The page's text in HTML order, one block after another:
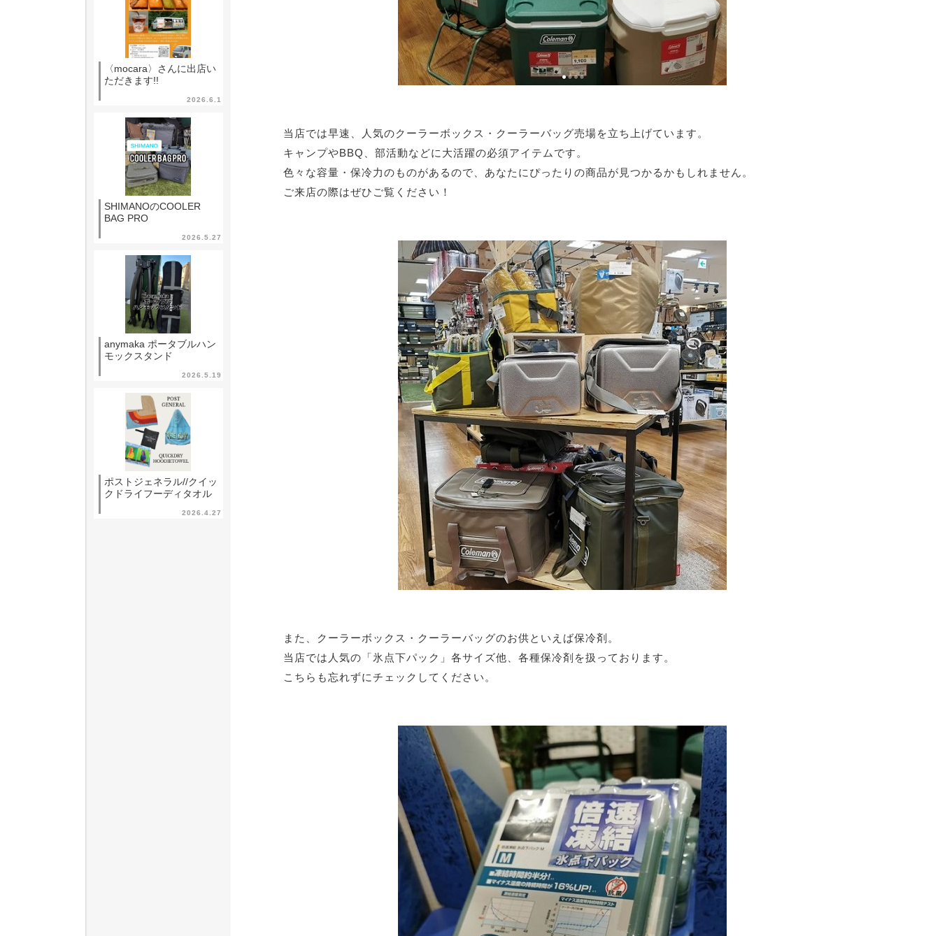
当店では早速、人気のクーラーボックス・クーラーバッグ売場を立ち上げています。
キャンプやBBQ、部活動などに大活躍の必須アイテムです。
色々な容量・保冷力のものがあるので、あなたにぴったりの商品が見つかるかもしれません。
ご来店の際はぜひご覧ください！
また、クーラーボックス・クーラーバッグのお供といえば保冷剤。
当店では人気の「氷点下パック」各サイズ他、各種保冷剤を扱っております。
こちらも忘れずにチェックしてください。
2026.6.1
〈mocara〉さんに出店い
ただきます!!
2026.5.27
SHIMANOのCOOLER
BAG PRO
2026.5.19
anymaka ポータブルハン
モックスタンド
2026.4.27
ポストジェネラル//クイッ
クドライフーディタオル